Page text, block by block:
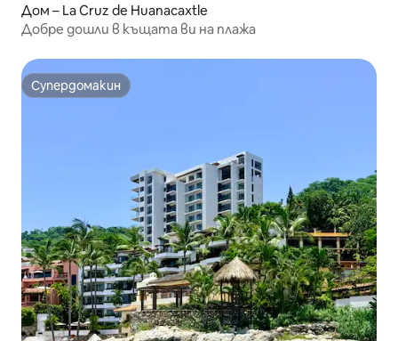
Дом – La Cruz de Huanacaxtle
Добре дошли в къщата ви на плажа
Супердомакин
Супердомакин